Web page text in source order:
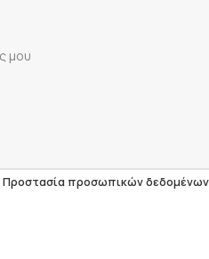
μου
Προστασία προσωπικών δεδομένων